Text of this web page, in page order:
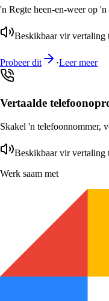
'n Regte heen-en-weer op
Beskikbaar vir vertaling
Probeer dit ·Leer meer
Vertaalde
Skakel 'n telefoonnommer,
Beskikbaar vir vertaling
Werk saam met